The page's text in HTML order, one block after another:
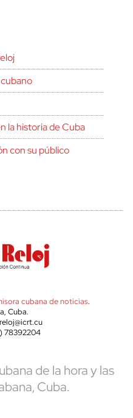
la historia de Cuba
con su público
cubana de noticias.
Cuba.
78392204
de la hora y las
Cuba.